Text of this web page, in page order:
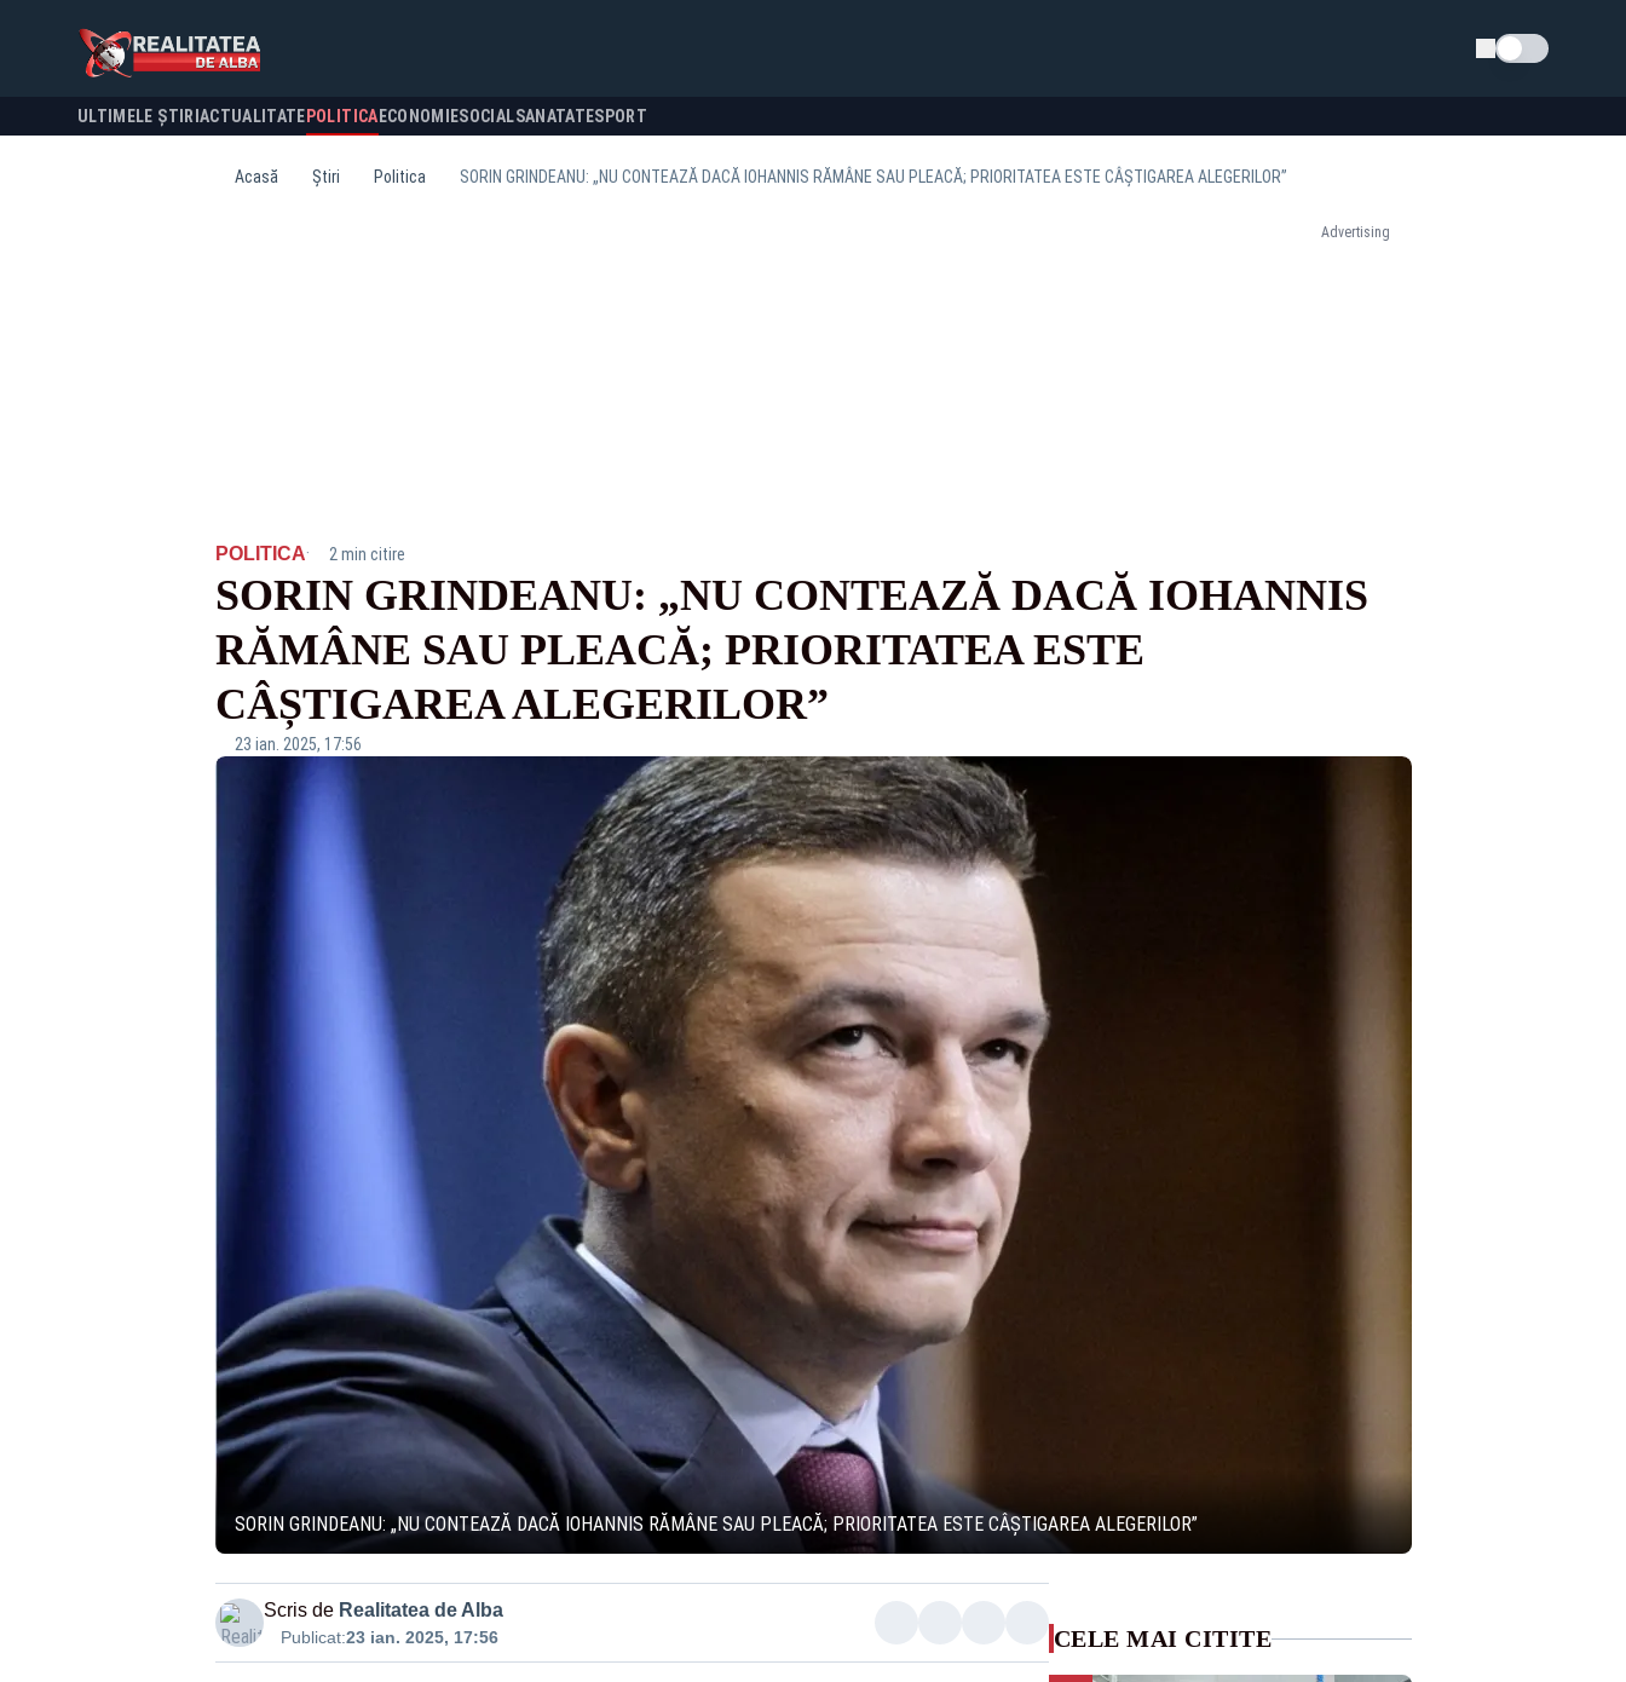
Schimba tema
ULTIMELE ȘTIRI ACTUALITATE POLITICA ECONOMIESOCIALSANATATESPORT
Acasă Știri Politica SORIN GRINDEANU: „NU CONTEAZĂ DACĂ IOHANNIS RĂMÂNE SAU PLEACĂ; PRIORITATEA ESTE CÂȘTIGAREA ALEGERILOR”
Advertising
POLITICA· 2 min citire
SORIN GRINDEANU: „NU CONTEAZĂ DACĂ IOHANNIS
RĂMÂNE SAU PLEACĂ; PRIORITATEA ESTE
CÂȘTIGAREA ALEGERILOR”
23 ian. 2025, 17:56
SORIN GRINDEANU: „NU CONTEAZĂ DACĂ IOHANNIS RĂMÂNE SAU PLEACĂ; PRIORITATEA ESTE CÂȘTIGAREA ALEGERILOR”
Scris de Realitatea de Alba
Publicat:23 ian. 2025, 17:56 CELE MAI CITITE